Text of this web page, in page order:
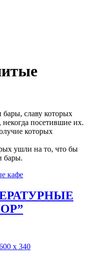
бары, славу которых
посетившие их.
которых
ушли на то, что бы
бары.
кафе